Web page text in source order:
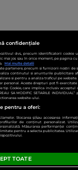
confidențiale
dvs., precum identificatorii
mai jos sau în orice moment, pe pagina
Mai multe detalii
partenere, precum si furnizorii nostri de
continutul si anunturile publicitare
si pentru a analiza traficul pe
personal. Aceste drepturi pot fi
tip Cookie, care implica inclusiv acceptul
SA MODIFIC SETARILE
website-ului.
pentru a oferi:
Stocarea și/sau accesarea
de conținut personalizat.
Măsurarea performanței
pentru a selecta publicitatea.
TOATE